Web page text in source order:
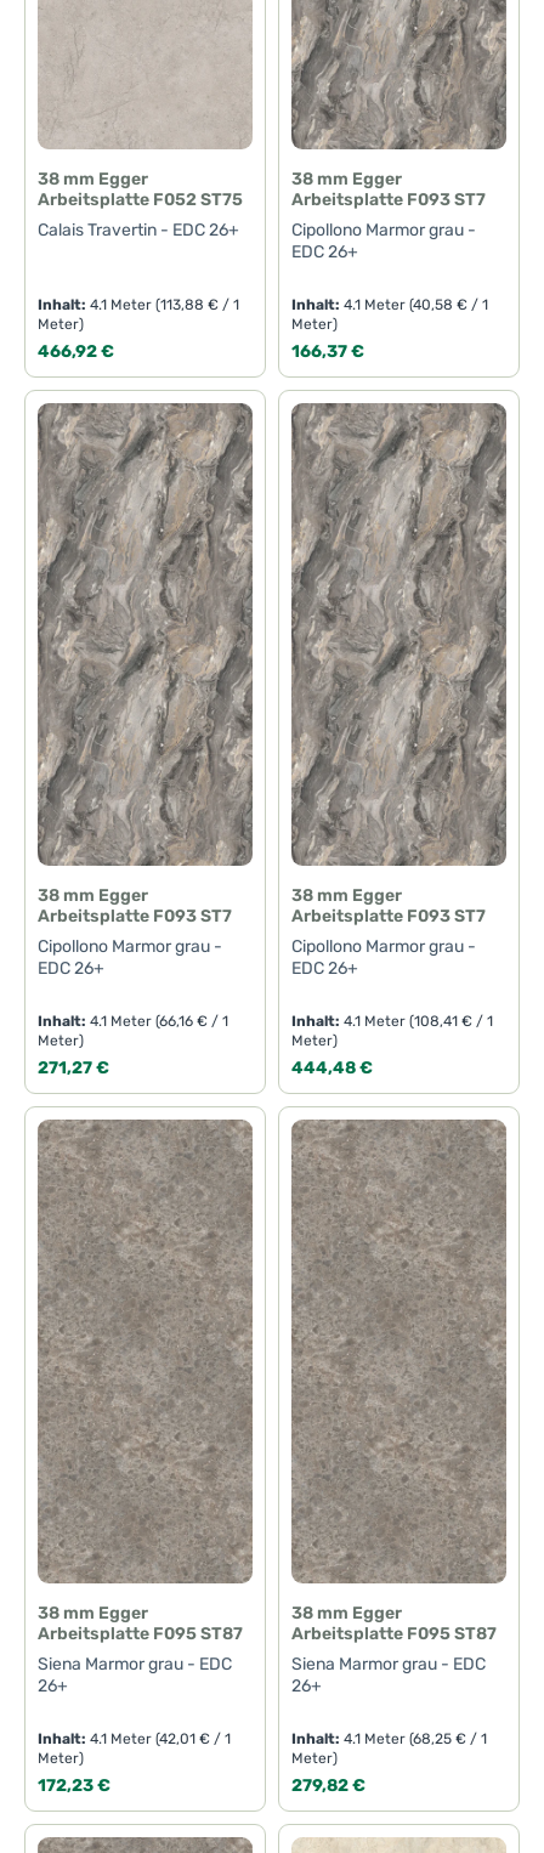
38 mm Egger
Arbeitsplatte F052 ST75
Calais Travertin - EDC 26+
Inhalt:4.1 Meter(113,88 € / 1
Meter)
Regulärer Preis:
466,92 €
38 mm Egger
Arbeitsplatte F093 ST7
Cipollono Marmor grau -
EDC 26+
Inhalt:4.1 Meter(40,58 € / 1
Meter)
Regulärer Preis:
166,37 €
38 mm Egger
Arbeitsplatte F093 ST7
Cipollono Marmor grau -
EDC 26+
Inhalt:4.1 Meter(66,16 € / 1
Meter)
Regulärer Preis:
271,27 €
38 mm Egger
Arbeitsplatte F093 ST7
Cipollono Marmor grau -
EDC 26+
Inhalt:4.1 Meter(108,41 € / 1
Meter)
Regulärer Preis:
444,48 €
38 mm Egger
Arbeitsplatte F095 ST87
Siena Marmor grau - EDC
26+
Inhalt:4.1 Meter(42,01 € / 1
Meter)
Regulärer Preis:
172,23 €
38 mm Egger
Arbeitsplatte F095 ST87
Siena Marmor grau - EDC
26+
Inhalt:4.1 Meter(68,25 € / 1
Meter)
Regulärer Preis:
279,82 €